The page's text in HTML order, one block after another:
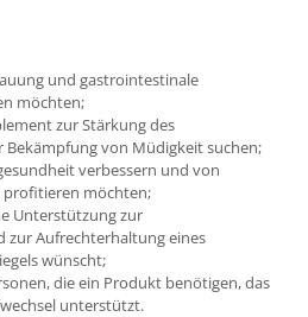
und gastrointestinale
möchten;
zur Stärkung des
von Müdigkeit suchen;
verbessern und von
möchten;
Unterstützung zur
zur Aufrechterhaltung eines
wünscht;
die ein Produkt benötigen, das
unterstützt.